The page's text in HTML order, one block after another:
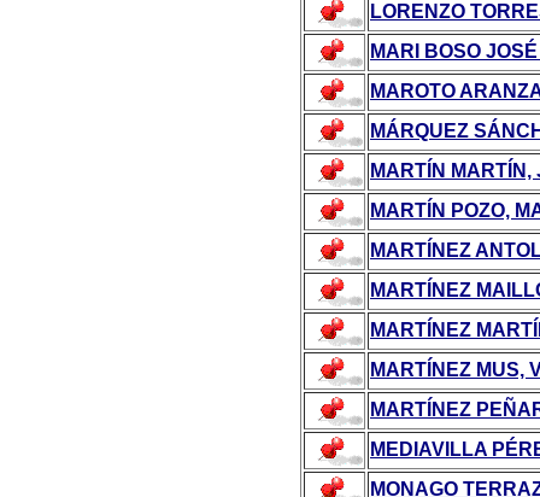
LORENZO
MARI BOSO
MAROTO
MÁRQUEZ
MARTÍN
MARTÍN POZO,
MARTÍNEZ
MARTÍNEZ
MARTÍNEZ
MARTÍNEZ MUS,
MARTÍNEZ
MEDIAVILLA
MONAGO